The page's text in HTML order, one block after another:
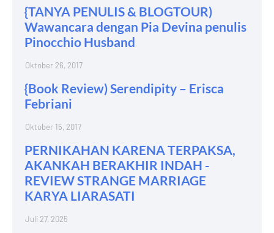
{TANYA PENULIS & BLOGTOUR)
Wawancara dengan Pia Devina penulis
Pinocchio Husband
Oktober 26, 2017
{Book Review) Serendipity – Erisca
Febriani
Oktober 15, 2017
PERNIKAHAN KARENA TERPAKSA,
AKANKAH BERAKHIR INDAH -
REVIEW STRANGE MARRIAGE
KARYA LIARASATI
Juli 27, 2025